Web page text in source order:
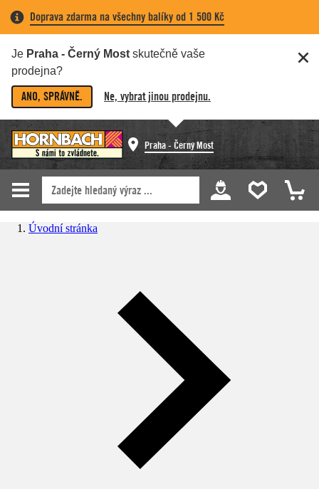
Doprava zdarma na všechny balíky od 1 500 Kč
Je Praha - Černý Most skutečně vaše
prodejna?
ANO, SPRÁVNĚ. Ne, vybrat jinou prodejnu.
Praha - Černý Most
Úvodní stránka